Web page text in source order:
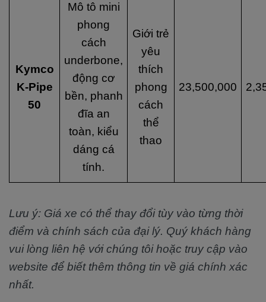
Kymco
K-Pipe
50
Mô tô mini
phong
cách
underbone,
động cơ
bền, phanh
đĩa an
toàn, kiểu
dáng cá
tính.
Giới trẻ
yêu
thích
phong
cách
thể
thao
23,500,000
Lưu ý: Giá xe có thể thay đổi tùy vào từng thời
điểm và chính sách của đại lý. Quý khách hàng
vui lòng liên hệ với chúng tôi hoặc truy cập vào
website để biết thêm thông tin về giá chính xác
nhất.